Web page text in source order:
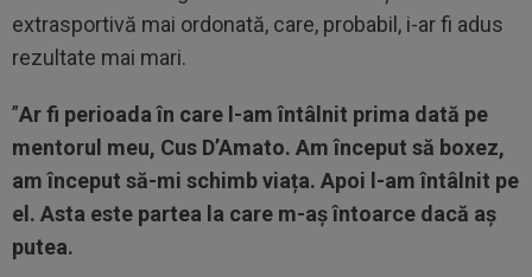
extrasportivă mai ordonată, care, probabil, i-ar fi adus
rezultate mai mari.
”Ar fi perioada în care l-am întâlnit prima dată pe
mentorul meu, Cus D’Amato. Am început să boxez,
am început să-mi schimb viața. Apoi l-am întâlnit pe
el. Asta este partea la care m-aș întoarce dacă aș
putea.